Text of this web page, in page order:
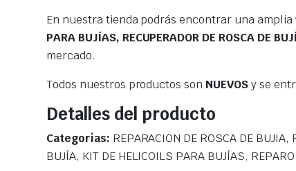
En nuestra tienda podrás encontrar una amplia
PARA BUJÍAS, RECUPERADOR DE ROSCA DE
mercado.
Todos nuestros productos son NUEVOSy se
Detalles del producto
Categorias: REPARACION DE ROSCA DE
BUJÍA, KIT DE HELICOILS PARA BUJÍAS,